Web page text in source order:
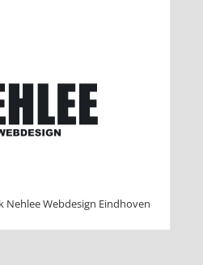
Nehlee Webdesign Eindhoven